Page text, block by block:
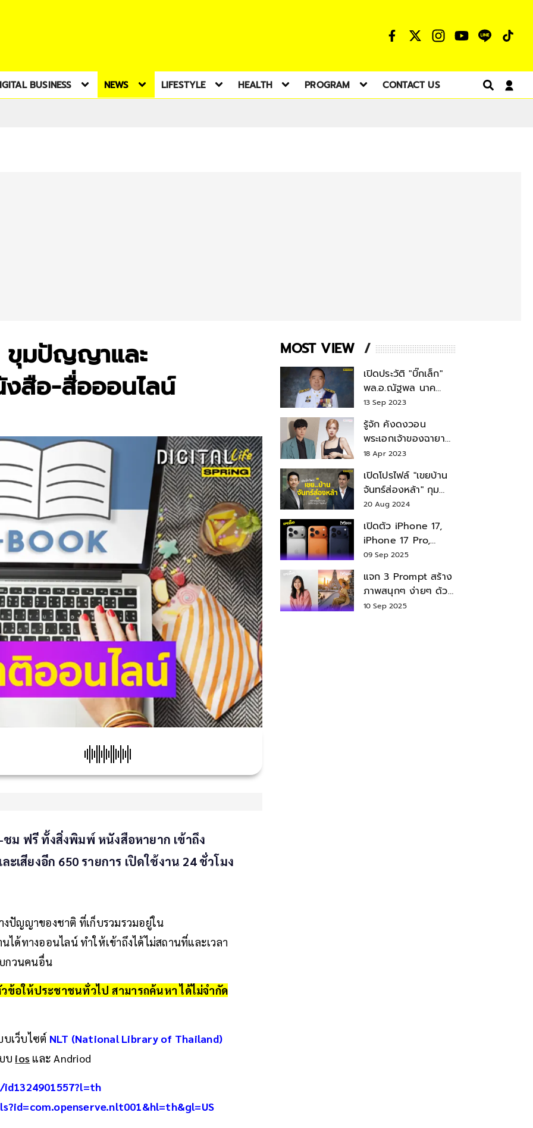
BUSINESS NEWS LIFESTYLE HEALTH PROGRAM CONTACT US
ขุมปัญญาและ
สือ-สื่อออนไลน์
ม ฟรี ทั้งสิ่งพิมพ์ หนังสือหายาก เข้าถึง
เสียงอีก 650 รายการ เปิดใช้งาน 24 ชั่วโมง
ปัญญาของชาติ ที่เก็บรวมรวมอยู่ใน
ได้ทางออนไลน์ ทำให้เข้าถึงได้ไม่สถานที่และเวลา
บกวนคนอื่น
อให้ประชาชนทั่วไป สามารถค้นหา ได้ไม่จำกัด
บเว็บไซต์ NLT (National Library of Thailand)
บ ios และ Andriod
MOST VIEW
เปิดประวัติ "บิ๊กเล็ก"
พล.อ.ณัฐพล นาค
พาณิชย์ จากเลขาฯ
สมช.-เลขาฯ
รมว.กลาโหม
13 Sep 2023
รู้จัก คังดงวอน
พระเอกเจ้าของฉายา
สมบัติแห่งชาติ หลังมี
18 Apr 2023
เปิดโปรไฟล์ "เขยบ้าน
จันทร์ส่องหล้า" กุม
บังเหียนธุรกิจตระกูล
"ชินวัตร"
20 Aug 2024
เปิดตัว iPhone 17,
iPhone 17 Pro,
iPhone 17 Air สเปค
09 Sep 2025
แจก 3 Prompt สร้าง
ภาพสนุกๆ ง่ายๆ ด้วย
Nano Banana ใน
10 Sep 2025